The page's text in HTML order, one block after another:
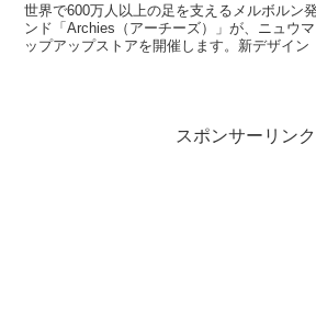
世界で600万人以上の足を支えるメルボルン
ンド「Archies（アーチーズ）」が、ニュウ
ップアップストアを開催します。新デザイン
スポンサーリンク